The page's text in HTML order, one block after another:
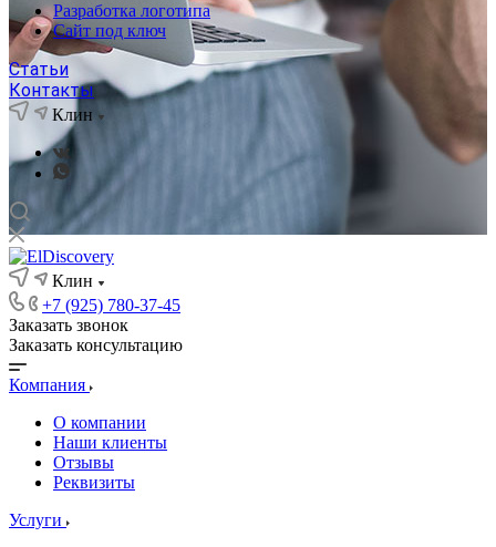
Разработка логотипа
Сайт под ключ
Статьи
Контакты
Клин
Клин
+7 (925) 780-37-45
Заказать звонок
Заказать консультацию
Компания
О компании
Наши клиенты
Отзывы
Реквизиты
Услуги